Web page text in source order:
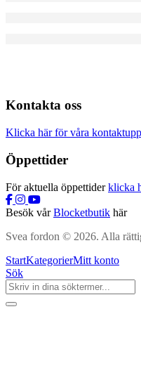
Kontakta oss
Klicka här för våra
Öppettider
För aktuella öppettiderklicka
Besök vårBlocketbutik här
Svea fordon © 2026. Alla
StartKategorierMitt konto
Sök